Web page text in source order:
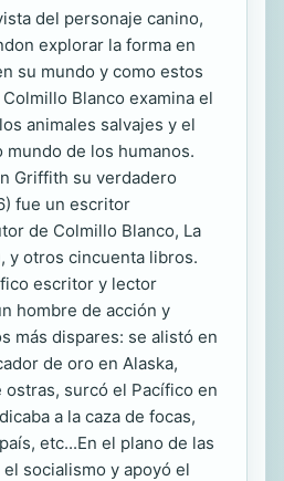
del personaje canino,
explorar la forma en
su mundo y como estos
Blanco examina el
animales salvajes y el
de los humanos.
Griffith su verdadero
fue un escritor
de Colmillo Blanco, La
y otros cincuenta libros.
escritor y lector
hombre de acción y
más dispares: se alistó en
de oro en Alaska,
surcó el Pacífico en
a la caza de focas,
etc...En el plano de las
socialismo y apoyó el